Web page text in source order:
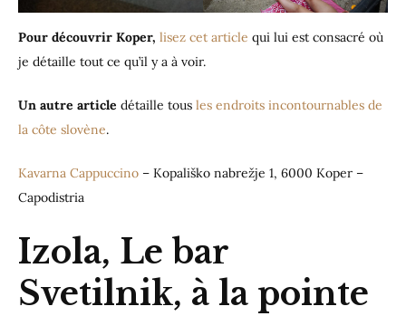
Pour découvrir Koper, lisez cet article qui lui est consacré où
je détaille tout ce qu’il y a à voir.
Un autre article détaille tous les endroits incontournables de
la côte slovène.
Kavarna Cappuccino – Kopališko nabrežje 1, 6000 Koper –
Capodistria
Izola, Le bar
Svetilnik, à la pointe